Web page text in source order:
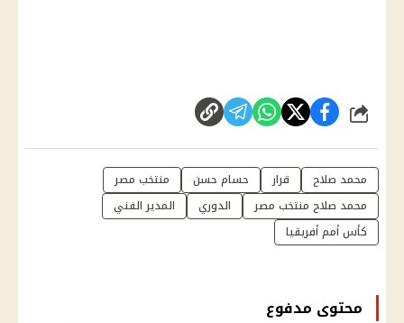
شارك
محمد صلاح قرار حسام حسن
منتخب مصر
محمد صلاح منتخب مصر
الدوري
المدير الفني
كأس أمم أفريقيا
محتوى مدفوع